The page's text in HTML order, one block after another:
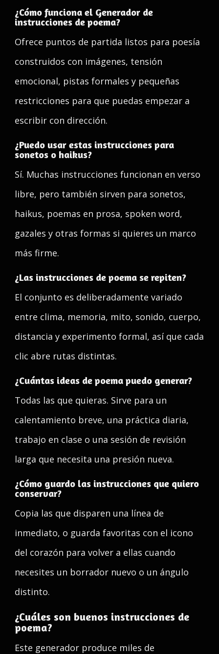
¿Cómo funciona el Generador de
instrucciones de poema?
Ofrece puntos de partida listos para poesía
construidos con imágenes, tensión
emocional, pistas formales y pequeñas
restricciones para que puedas empezar a
escribir con dirección.
¿Puedo usar estas instrucciones para
sonetos o haikus?
Sí. Muchas instrucciones funcionan en verso
libre, pero también sirven para sonetos,
haikus, poemas en prosa, spoken word,
gazales y otras formas si quieres un marco
más firme.
¿Las instrucciones de poema se repiten?
El conjunto es deliberadamente variado
entre clima, memoria, mito, sonido, cuerpo,
distancia y experimento formal, así que cada
clic abre rutas distintas.
¿Cuántas ideas de poema puedo generar?
Todas las que quieras. Sirve para un
calentamiento breve, una práctica diaria,
trabajo en clase o una sesión de revisión
larga que necesita una presión nueva.
¿Cómo guardo las instrucciones que quiero
conservar?
Copia las que disparen una línea de
inmediato, o guarda favoritas con el icono
del corazón para volver a ellas cuando
necesites un borrador nuevo o un ángulo
distinto.
¿Cuáles son buenos instrucciones de
poema?
Este generador produce miles de